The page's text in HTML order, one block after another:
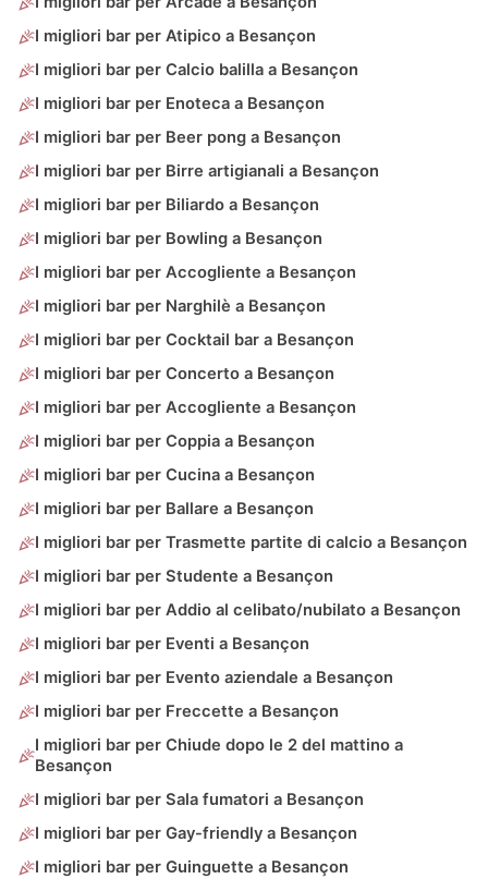
I migliori bar per Atipico a Besançon
I migliori bar per Calcio balilla a Besançon
I migliori bar per Enoteca a Besançon
I migliori bar per Beer pong a Besançon
I migliori bar per Birre artigianali a Besançon
I migliori bar per Biliardo a Besançon
I migliori bar per Bowling a Besançon
I migliori bar per Accogliente a Besançon
I migliori bar per Narghilè a Besançon
I migliori bar per Cocktail bar a Besançon
I migliori bar per Concerto a Besançon
I migliori bar per Accogliente a Besançon
I migliori bar per Coppia a Besançon
I migliori bar per Cucina a Besançon
I migliori bar per Ballare a Besançon
I migliori bar per Trasmette partite di calcio a Besançon
I migliori bar per Studente a Besançon
I migliori bar per Addio al celibato/nubilato a Besançon
I migliori bar per Eventi a Besançon
I migliori bar per Evento aziendale a Besançon
I migliori bar per Freccette a Besançon
I migliori bar per Chiude dopo le 2 del mattino a
Besançon
I migliori bar per Sala fumatori a Besançon
I migliori bar per Gay-friendly a Besançon
I migliori bar per Guinguette a Besançon